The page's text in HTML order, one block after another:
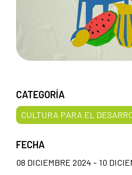
CATEGORÍA
CULTURA PARA EL
FECHA
08 DICIEMBRE 2024 - 10